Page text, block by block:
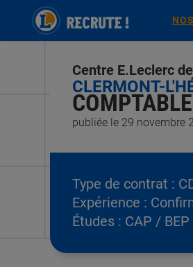
publiée le 29 novembre
CLERMONT-
Centre E.Leclerc
Type de contrat :
Expérience :
Études : CAP / BEP